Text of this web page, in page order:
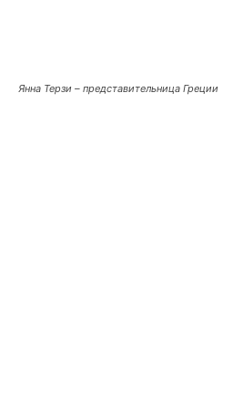
Янна Терзи – представительница Греции